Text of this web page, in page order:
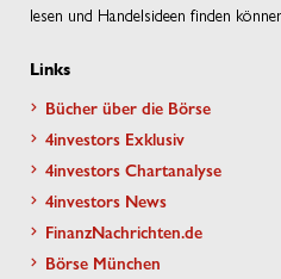
lesen und Handelsideen finden
Links
Bücher über die Börse
4investors Exklusiv
4investors Chartanalyse
4investors News
FinanzNachrichten.de
Börse München